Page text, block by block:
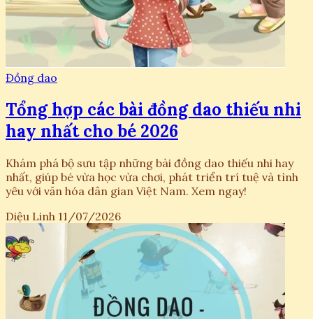
Đồng dao
Tổng hợp các bài đồng dao thiếu nhi
hay nhất cho bé 2026
Khám phá bộ sưu tập những bài đồng dao thiếu nhi hay
nhất, giúp bé vừa học vừa chơi, phát triển trí tuệ và tình
yêu với văn hóa dân gian Việt Nam. Xem ngay!
Diệu Linh 11/07/2026